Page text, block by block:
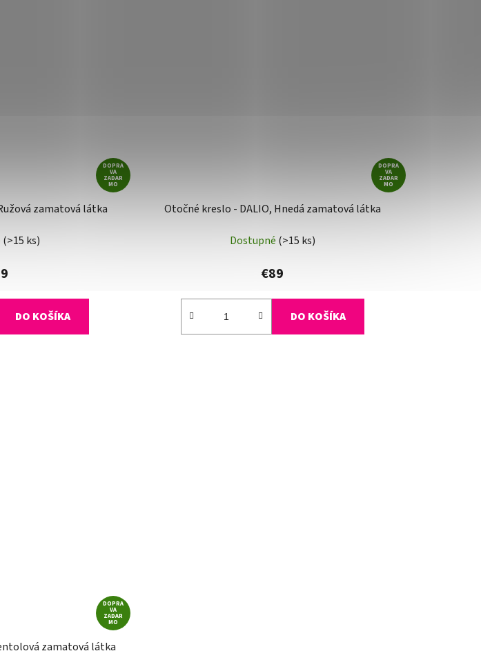
DOPRA
VA
ZADAR
MO
zamatová látka
(>15 ks)
DO KOŠÍKA
DOPRA
VA
ZADAR
MO
Otočné kreslo - DALIO, Hnedá zamatová látka
Dostupné (>15 ks)
€89
DO KOŠÍKA
DOPRA
VA
ZADAR
MO
zamatová látka